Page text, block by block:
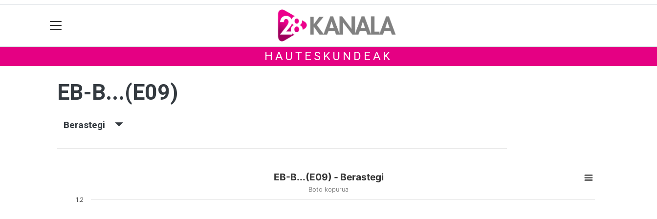
HAUTESKUNDEAK
EB-B...(E09)
Berastegi
EB-B...(E09) - Berastegi
Boto kopurua
1.2